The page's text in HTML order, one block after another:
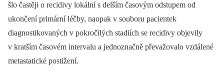
šlo častěji o recidivy lokální s delším časovým odstupem od
ukončení primární léčby, naopak v souboru pacientek
diagnostikovaných v pokročilých stadiích se recidivy objevily
v kratším časovém intervalu a jednoznačně převažovalo vzdálené
metastatické postižení.